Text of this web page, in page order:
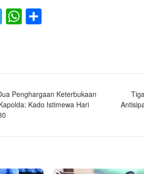
Telegram
WhatsApp
Penghargaan Keterbukaan
Kado Istimewa Hari